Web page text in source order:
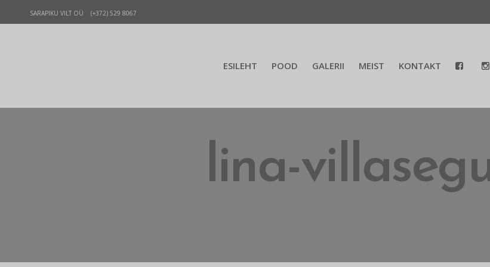
SARAPIKU VILT OÜ (+372) 529 8067
ESILEHT POOD GALERII MEIST KONTAKT
lina-